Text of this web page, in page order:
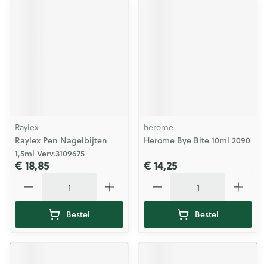
Raylex
Raylex Pen Nagelbijten
1,5ml Verv.3109675
€ 18,85
Bestel
herome
Herome Bye Bite 10ml 2090
€ 14,25
Bestel